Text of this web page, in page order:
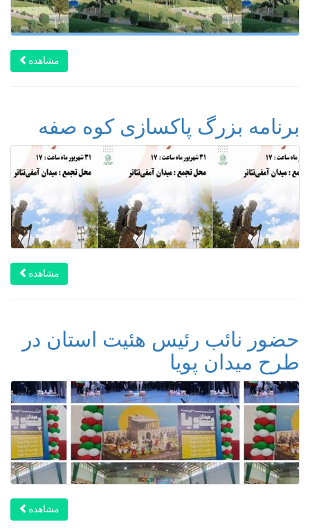
مشاهده
برنامه بزرگ پاکسازی کوه صفه
مشاهده
حضور نائب رئیس هئیت استان در
طرح میدان پویا
مشاهده